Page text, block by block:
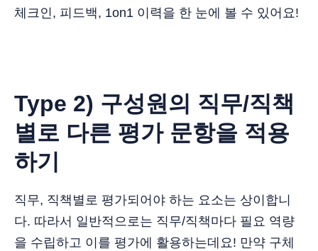
체크인, 피드백, 1on1 이력을 한 눈에 볼 수 있어요!
Type 2) 구성원의 직무/직책
별로 다른 평가 문항을 적용
하기
직무, 직책별로 평가되어야 하는 요소는 상이합니
다. 따라서 일반적으로는 직무/직책마다 필요 역량
을 수립하고 이를 평가에 활용하는데요! 만약 구체